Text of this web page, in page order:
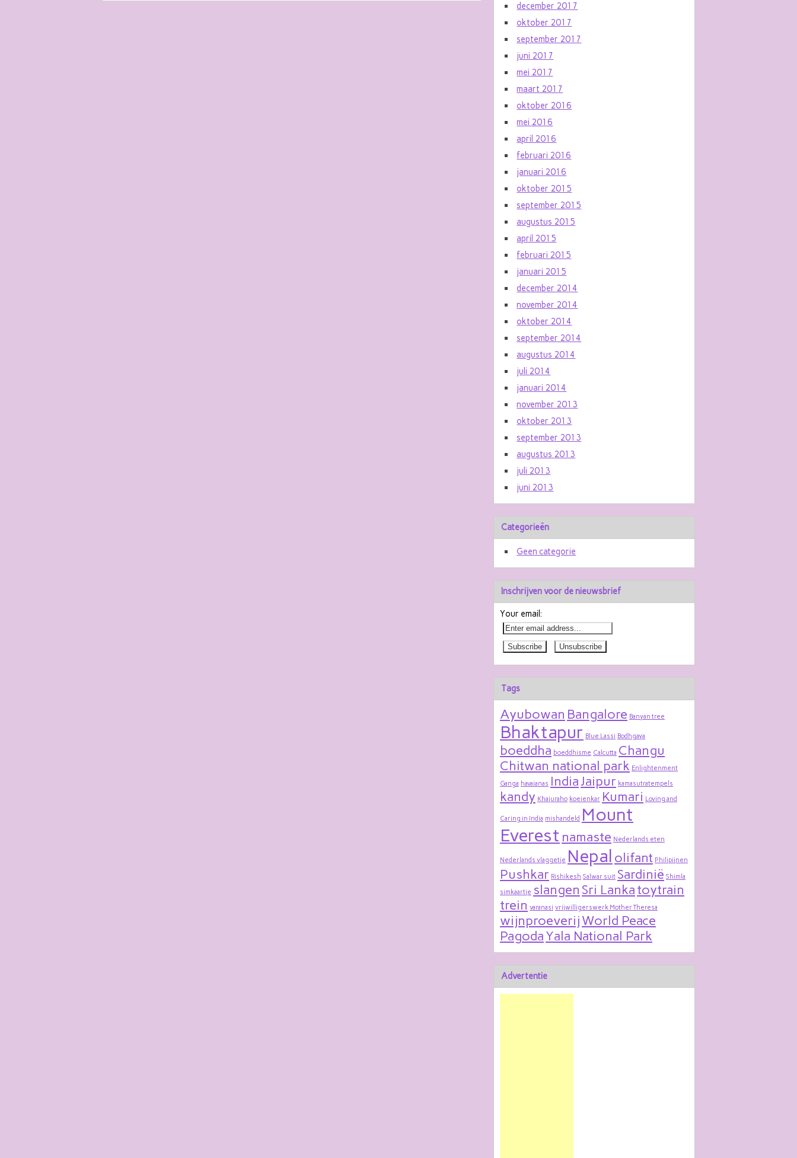
december 2017
oktober 2017
september 2017
juni 2017
mei 2017
maart 2017
oktober 2016
mei 2016
april 2016
februari 2016
januari 2016
oktober 2015
september 2015
augustus 2015
april 2015
februari 2015
januari 2015
december 2014
november 2014
oktober 2014
september 2014
augustus 2014
juli 2014
januari 2014
november 2013
oktober 2013
september 2013
augustus 2013
juli 2013
juni 2013
Categorieën
Geen categorie
Inschrijven voor de nieuwsbrief
Your email:
Tags
Ayubowan Bangalore Banyan tree
Bhaktapur Blue Lassi Bodhgaya
boeddha boeddhisme Calcutta Changu
Chitwan national park Enlightenment
Ganga havaianas IndiaJaipur kamasutratempels
kandy Khajuraho koeienkar Kumari Loving and
Caring in India mishandeld Mount
Everest namaste Nederlands eten
Nederlands vlaggetje Nepal olifant Philipijnen
Pushkar Rishikesh Salwar suit Sardinië Shimla
simkaartje slangen Sri Lankatoytrain
trein varanasi vrijwilligerswerk Mother Theresa
wijnproeverijWorld Peace
PagodaYala National Park
Advertentie